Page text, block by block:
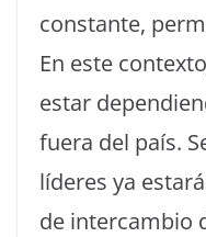
constante,
En este
estar
fuera del país.
líderes ya
de intercambio